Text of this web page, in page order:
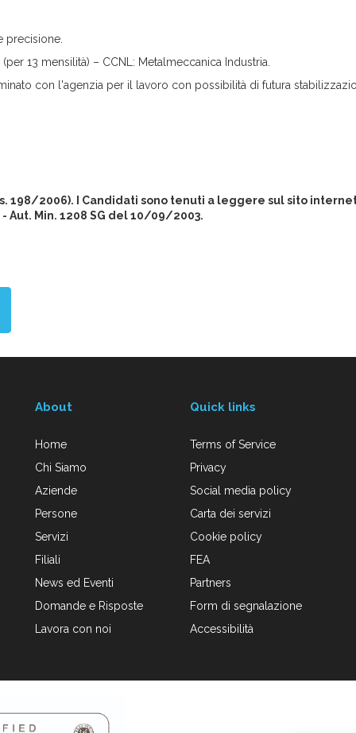
precisione.
13 mensilità) – CCNL: Metalmeccanica Industria.
con l'agenzia per il lavoro con possibilità di futura
198/2006). I Candidati sono tenuti a leggere sul sito
Aut. Min. 1208 SG del 10/09/2003.
About
Home
Chi Siamo
Aziende
Persone
Servizi
Filiali
News ed Eventi
Domande e Risposte
Lavora con noi
Quick links
Terms of Service
Privacy
Social media policy
Carta dei servizi
Cookie policy
FEA
Partners
Form di segnalazione
Accessibilità